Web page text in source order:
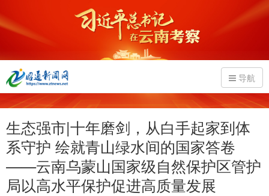
导航
生态强市|十年磨剑，从白手起家到体
系守护 绘就青山绿水间的国家答卷
——云南乌蒙山国家级自然保护区管护
局以高水平保护促进高质量发展